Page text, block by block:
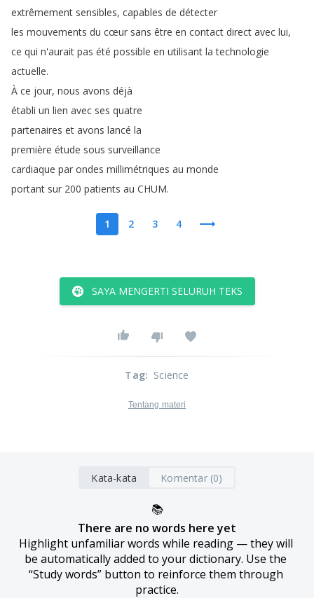
extrêmement sensibles, capables de détecter
les mouvements du cœur sans être en contact direct avec lui,
ce qui n'aurait pas été possible en utilisant la technologie
actuelle.
À ce jour, nous avons déjà
établi un lien avec ses quatre
partenaires et avons lancé la
première étude sous surveillance
cardiaque par ondes millimétriques au monde
portant sur 200 patients au CHUM.
1 2 3 4
SAYA MENGERTI SELURUH TEKS
Tag: Science
Tentang materi
Kata-kata Komentar (0)
📚
There are no words here yet
Highlight unfamiliar words while reading — they will
be automatically added to your dictionary. Use the
“Study words” button to reinforce them through
practice.